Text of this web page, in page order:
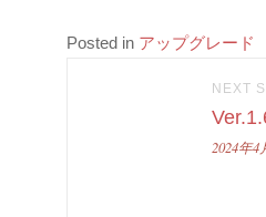
Posted in アップグレード
NEXT
2024年4